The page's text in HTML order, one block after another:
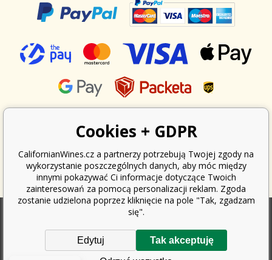
Zgodnie z ustawą o ewidencji sprzedaży, sprzedawca jest zobowiązany
do wystawienia nabywcy paragonu. Jednocześnie jest zobowiązany
zarejestrować otrzymany przychód u organu podatkowego online; w
Cookies + GDPR
CalifornianWines.cz a partnerzy potrzebują Twojej zgody na
wykorzystanie poszczególnych danych, aby móc między
innymi pokazywać Ci informacje dotyczące Twoich
zainteresowań za pomocą personalizacji reklam. Zgoda
zostanie udzielona poprzez kliknięcie na pole "Tak, zgadzam
się".
Tak akceptuję
Edytuj